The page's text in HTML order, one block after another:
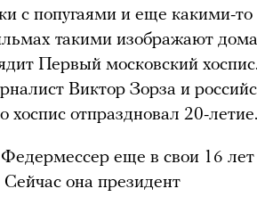
с попугаями и еще какими-то
такими изображают
Первый московский
Виктор Зорза и
отпраздновал 20-летие.
еще в свои 16 лет
она президент